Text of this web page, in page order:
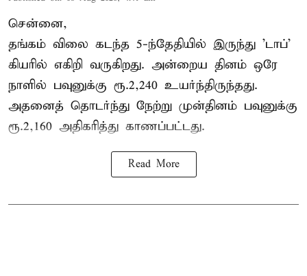
சென்னை,
தங்கம் விலை கடந்த 5-ந்தேதியில் இருந்து 'டாப்'
கியரில் எகிறி வருகிறது. அன்றைய தினம் ஒரே
நாளில் பவுனுக்கு ரூ.2,240 உயர்ந்திருந்தது.
அதனைத் தொடர்ந்து நேற்று முன்தினம் பவுனுக்கு
ரூ.2,160 அதிகரித்து காணப்பட்டது.
Read More